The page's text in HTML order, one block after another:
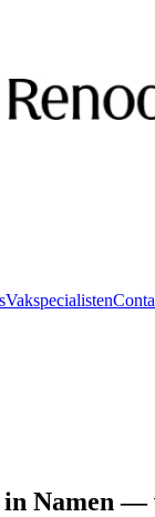
Vakspecialisten
in Namen —